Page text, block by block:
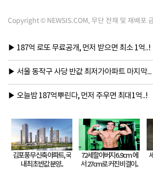
Copyright © NEWSIS.COM, 무단 전재 및 재배포